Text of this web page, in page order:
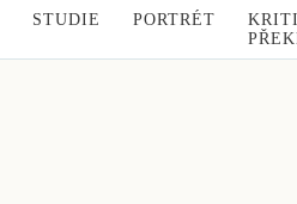
STUDIE PORTRÉT